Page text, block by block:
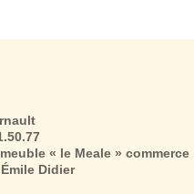
« le Meale » commerce
Didier